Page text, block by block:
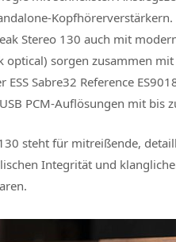
Stereo 130 auch mit
optical) sorgen zusammen
ESS Sabre32 Reference
PCM-Auflösungen mit bis
steht für mitreißende,
Integrität und